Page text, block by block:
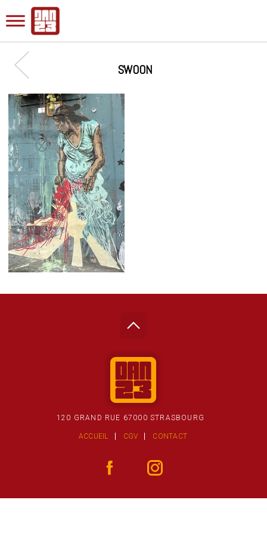
SWOON
120 GRAND RUE 67000 STRASBOURG
ACCUEIL CGV CONTACT